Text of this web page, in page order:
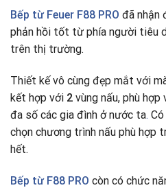
Bếp từ Feuer F88 PRO đã nhận
phản hồi tốt từ phía người tiêu
trên thị trường.
Thiết kế vô cùng đẹp mắt với
kết hợp với 2 vùng nấu, phù hợp
đa số các gia đình ở nước ta.
chọn chương trình nấu phù hợp
hết.
Bếp từ F88 PRO còn có chức